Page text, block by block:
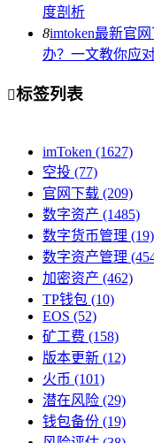
度剖析
8imtoken最新官
办？一文教你应
标签列表
imToken (1627)
空投 (77)
官网下载 (209)
数字资产 (1485)
数字货币管理 (19)
数字资产管理
加密资产 (462)
TP钱包 (10)
EOS (52)
矿工费 (158)
版本更新 (12)
火币 (101)
潜在风险 (29)
钱包备份 (19)